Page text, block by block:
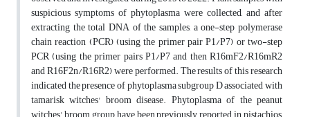
suspicious symptoms of phytoplasma were collected, and after
extracting the total DNA of the samples, a one-step polymerase
chain reaction (PCR) (using the primer pair P1/P7) or two-step
PCR (using the primer pairs P1/P7 and then R16mF2/R16mR2
and R16F2n/R16R2) were performed. The results of this research
indicated the presence of phytoplasma subgroup D associated with
tamarisk witches' broom disease. Phytoplasma of the peanut